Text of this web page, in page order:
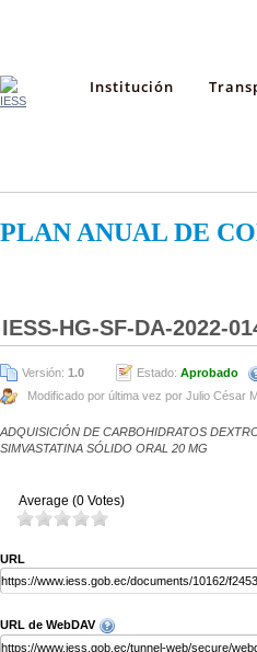
Institución
PLAN ANUAL DE
IESS-HG-SF-DA-2022-
Versión: 1.0 Estado: Aprobado
Modificado por última vez por Julio César
ADQUISICIÓN DE CARBOHIDRATOS
SIMVASTATINA SÓLIDO ORAL 20 MG
Average (0 Votes)
URL
URL de WebDAV